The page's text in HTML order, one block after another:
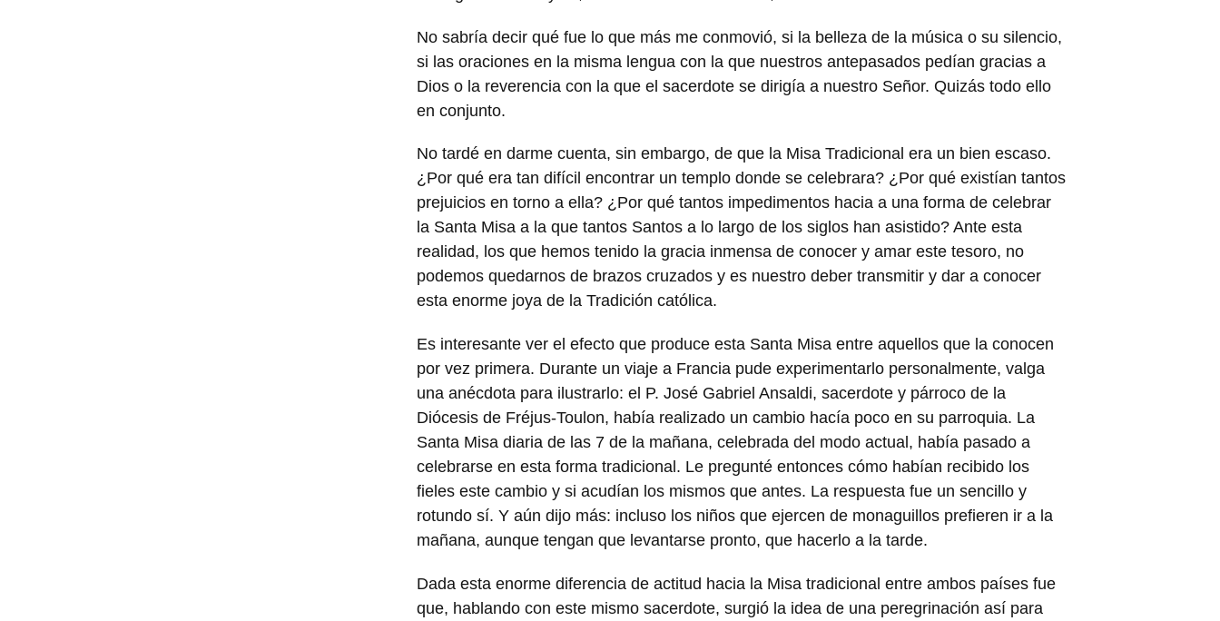
No sabría decir qué fue lo que más me conmovió, si la belleza de la música o su silencio,
si las oraciones en la misma lengua con la que nuestros antepasados pedían gracias a
Dios o la reverencia con la que el sacerdote se dirigía a nuestro Señor. Quizás todo ello
en conjunto.
No tardé en darme cuenta, sin embargo, de que la Misa Tradicional era un bien escaso.
¿Por qué era tan difícil encontrar un templo donde se celebrara? ¿Por qué existían tantos
prejuicios en torno a ella? ¿Por qué tantos impedimentos hacia a una forma de celebrar
la Santa Misa a la que tantos Santos a lo largo de los siglos han asistido? Ante esta
realidad, los que hemos tenido la gracia inmensa de conocer y amar este tesoro, no
podemos quedarnos de brazos cruzados y es nuestro deber transmitir y dar a conocer
esta enorme joya de la Tradición católica.
Es interesante ver el efecto que produce esta Santa Misa entre aquellos que la conocen
por vez primera. Durante un viaje a Francia pude experimentarlo personalmente, valga
una anécdota para ilustrarlo: el P. José Gabriel Ansaldi, sacerdote y párroco de la
Diócesis de Fréjus-Toulon, había realizado un cambio hacía poco en su parroquia. La
Santa Misa diaria de las 7 de la mañana, celebrada del modo actual, había pasado a
celebrarse en esta forma tradicional. Le pregunté entonces cómo habían recibido los
fieles este cambio y si acudían los mismos que antes. La respuesta fue un sencillo y
rotundo sí. Y aún dijo más: incluso los niños que ejercen de monaguillos prefieren ir a la
mañana, aunque tengan que levantarse pronto, que hacerlo a la tarde.
Dada esta enorme diferencia de actitud hacia la Misa tradicional entre ambos países fue
que, hablando con este mismo sacerdote, surgió la idea de una peregrinación así para